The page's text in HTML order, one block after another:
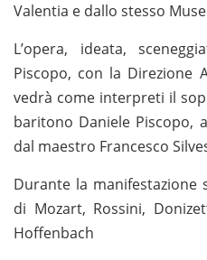
Valentia e dallo stesso
L’opera, ideata,
Piscopo, con la Direzione
vedrà come interpreti il
baritono Daniele Piscopo,
dal maestro Francesco
Durante la
di Mozart, Rossini,
Hoffenbach